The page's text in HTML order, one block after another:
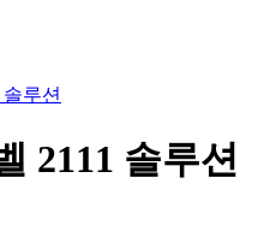
루션
2111 솔루션